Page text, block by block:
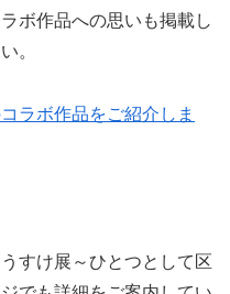
ボ作品への思いも掲載し
。
ラボ作品をご紹介しま
すけ展～ひとつとして区